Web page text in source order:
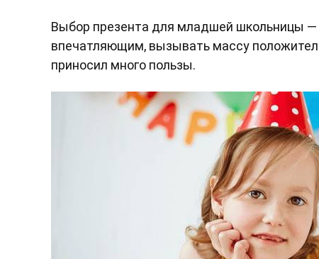
Выбор презента для младшей школьницы
впечатляющим, вызывать массу
приносил много пользы.